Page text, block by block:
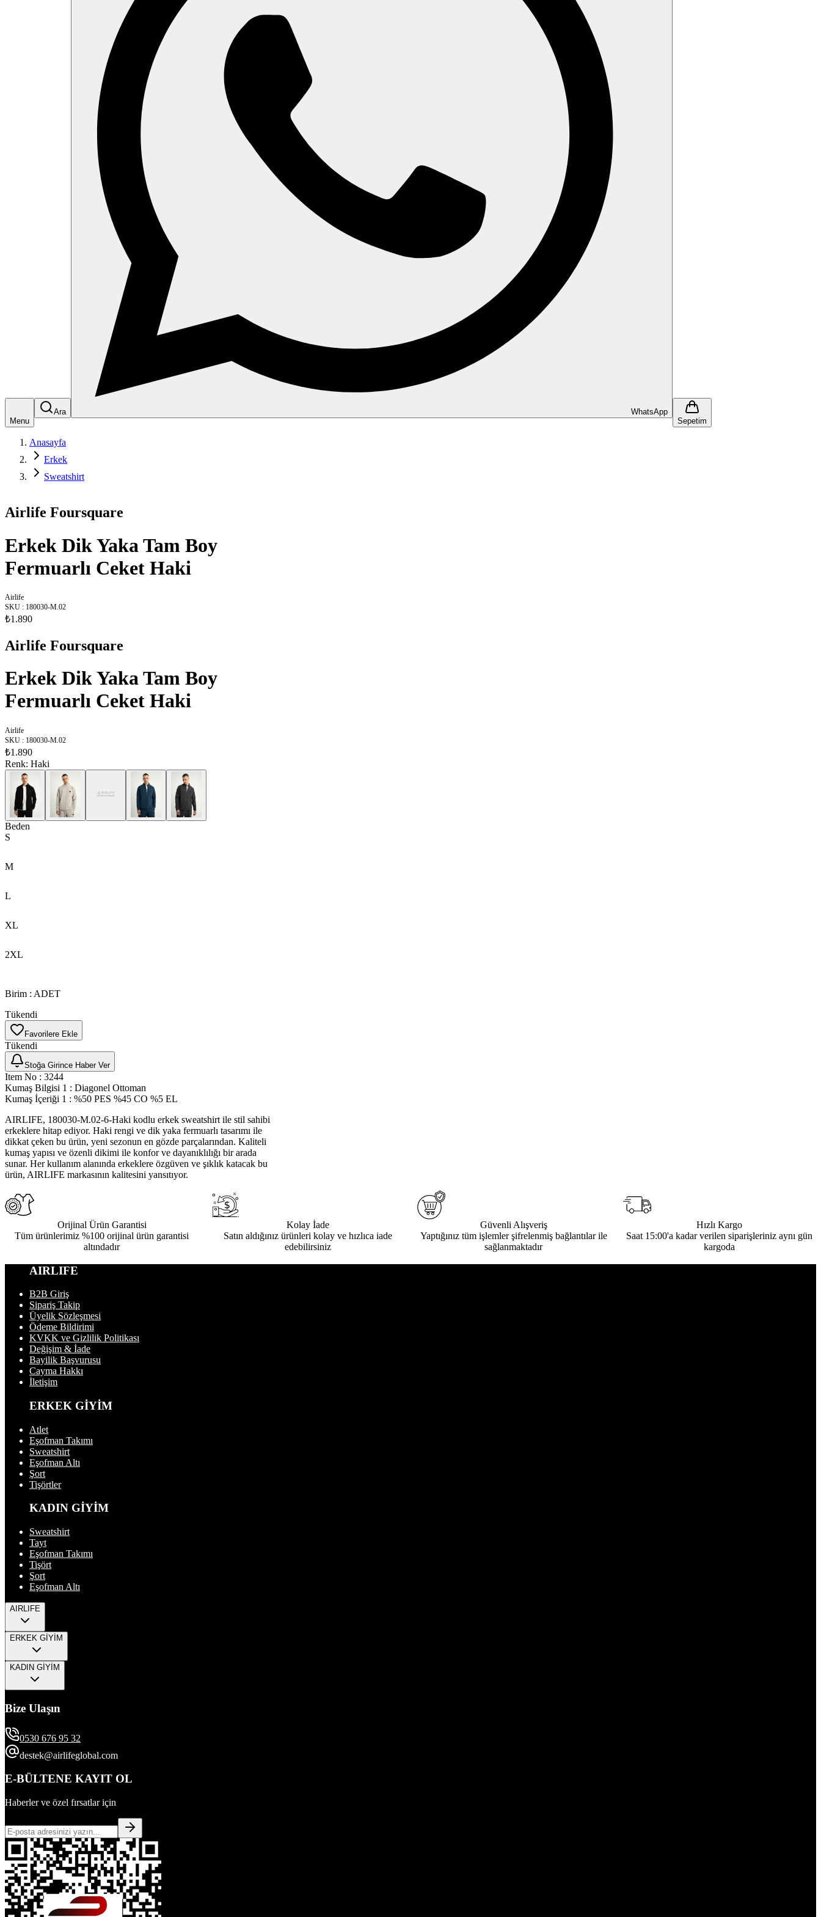
Menu
Ara
WhatsApp
Sepetim
Anasayfa
Erkek
Sweatshirt
Airlife Foursquare
Erkek Dik Yaka Tam Boy
Fermuarlı Ceket Haki
Airlife
SKU : 180030-M.02
₺1.890
Airlife Foursquare
Erkek Dik Yaka Tam Boy
Fermuarlı Ceket Haki
Airlife
SKU : 180030-M.02
₺1.890
Renk: Haki
Beden
S
M
L
XL
2XL
Birim : ADET
Tükendi
Favorilere Ekle
Tükendi
Stoğa Girince Haber Ver
Item No : 3244
Kumaş Bilgisi 1 : Diagonel Ottoman
Kumaş İçeriği 1 : %50 PES %45 CO %5 EL
AIRLIFE, 180030-M.02-6-Haki kodlu erkek sweatshirt ile stil sahibi
erkeklere hitap ediyor. Haki rengi ve dik yaka fermuarlı tasarımı ile
dikkat çeken bu ürün, yeni sezonun en gözde parçalarından. Kaliteli
kumaş yapısı ve özenli dikimi ile konfor ve dayanıklılığı bir arada
sunar. Her kullanım alanında erkeklere özgüven ve şıklık katacak bu
ürün, AIRLIFE markasının kalitesini yansıtıyor.
Orijinal Ürün Garantisi
Tüm ürünlerimiz %100 orijinal ürün garantisi
altındadır
Kolay İade
Satın aldığınız ürünleri kolay ve hızlıca iade
edebilirsiniz
Güvenli Alışveriş
Yaptığınız tüm işlemler şifrelenmiş bağlantılar ile
sağlanmaktadır
Hızlı Kargo
Saat 15:00'a kadar verilen siparişleriniz aynı gün
kargoda
AIRLIFE
B2B Giriş
Sipariş Takip
Üyelik Sözleşmesi
Ödeme Bildirimi
KVKK ve Gizlilik Politikası
Değişim & İade
Bayilik Başvurusu
Cayma Hakkı
İletişim
ERKEK GİYİM
Atlet
Eşofman Takımı
Sweatshirt
Eşofman Altı
Şort
Tişörtler
KADIN GİYİM
Sweatshirt
Tayt
Eşofman Takımı
Tişört
Şort
Eşofman Altı
AIRLIFE
ERKEK GİYİM
KADIN GİYİM
Bize Ulaşın
0530 676 95 32
destek@airlifeglobal.com
E-BÜLTENE KAYIT OL
Haberler ve özel fırsatlar için